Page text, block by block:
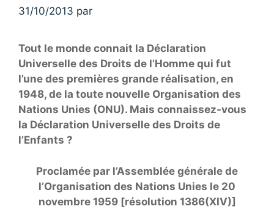
31/10/2013 par
Tout le monde connait la Déclaration
Universelle des Droits de l’Homme qui fut
l’une des premières grande réalisation, en
1948, de la toute nouvelle Organisation des
Nations Unies (ONU). Mais connaissez-vous
la Déclaration Universelle des Droits de
l’Enfants ?
Proclamée par l’Assemblée générale de
l’Organisation des Nations Unies le 20
novembre 1959 [résolution 1386(XIV)]